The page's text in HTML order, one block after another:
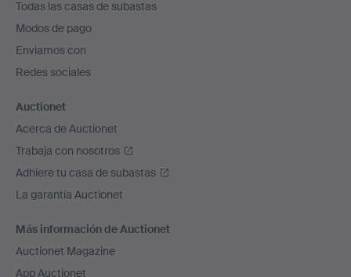
pie
de
página
Todas las casas de subastas
Modos de pago
Enviamos con
Redes sociales
Auctionet
Acerca de Auctionet
Trabaja con nosotros
Adhiere tu casa de subastas
La garantía Auctionet
Más información de Auctionet
Auctionet Magazine
App Auctionet